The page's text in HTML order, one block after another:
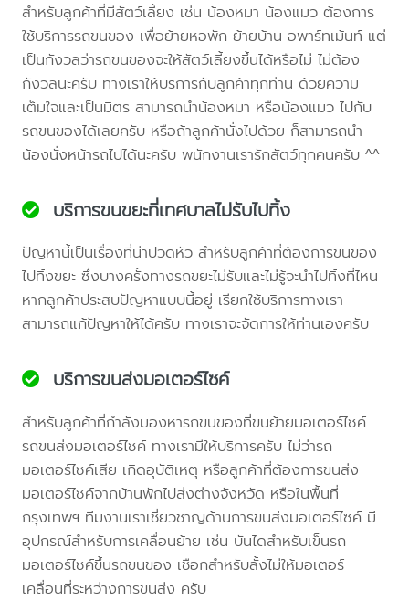
สำหรับลูกค้าที่มีสัตว์เลี้ยง เช่น น้องหมา น้องแมว ต้องการ
ใช้บริการรถขนของ เพื่อย้ายหอพัก ย้ายบ้าน อพาร์ทเม้นท์ แต่
เป็นกังวลว่ารถขนของจะให้สัตว์เลี้ยงขึ้นได้หรือไม่ ไม่ต้อง
กังวลนะครับ ทางเราให้บริการกับลูกค้าทุกท่าน ด้วยความ
เต็มใจและเป็นมิตร สามารถนำน้องหมา หรือน้องแมว ไปกับ
รถขนของได้เลยครับ หรือถ้าลูกค้านั่งไปด้วย ก็สามารถนำ
น้องนั่งหน้ารถไปได้นะครับ พนักงานเรารักสัตว์ทุกคนครับ ^^
บริการขนขยะที่เทศบาลไม่รับไปทิ้ง
ปัญหานี้เป็นเรื่องที่น่าปวดหัว สำหรับลูกค้าที่ต้องการขนของ
ไปทิ้งขยะ ซึ่งบางครั้งทางรถขยะไม่รับและไม่รู้จะนำไปทิ้งที่ไหน
หากลูกค้าประสบปัญหาแบบนี้อยู่ เรียกใช้บริการทางเรา
สามารถแก้ปัญหาให้ได้ครับ ทางเราจะจัดการให้ท่านเองครับ
บริการขนส่งมอเตอร์ไซค์
สำหรับลูกค้าที่กำลังมองหารถขนของที่ขนย้ายมอเตอร์ไซค์
รถขนส่งมอเตอร์ไซค์ ทางเรามีให้บริการครับ ไม่ว่ารถ
มอเตอร์ไซค์เสีย เกิดอุบัติเหตุ หรือลูกค้าที่ต้องการขนส่ง
มอเตอร์ไซค์จากบ้านพักไปส่งต่างจังหวัด หรือในพื้นที่
กรุงเทพฯ ทีมงานเราเชี่ยวชาญด้านการขนส่งมอเตอร์ไซค์ มี
อุปกรณ์สำหรับการเคลื่อนย้าย เช่น บันไดสำหรับเข็นรถ
มอเตอร์ไซค์ขึ้นรถขนของ เชือกสำหรับลั้งไม่ให้มอเตอร์
เคลื่อนที่ระหว่างการขนส่ง ครับ